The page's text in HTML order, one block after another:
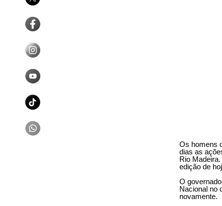
Os homens
dias as
Rio
edição de
O
Nacional no
novamente.